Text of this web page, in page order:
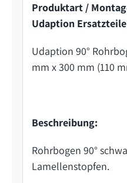
Produktart /
Udaption
Udaption 90°
mm x 300 mm (110
Beschreibung:
Rohrbogen 90°
Lamellenstopfen.